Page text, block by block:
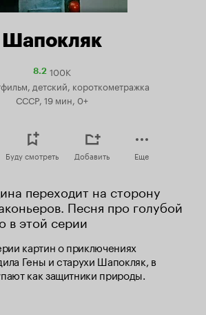
Шапокляк
8.2Рейтинг
Кинопоиска
100K
детский, короткометражка
СССР, 19 мин, 0+
Буду смотреть Добавить Еще
переходит на сторону
Песня про голубой
в этой серии
картин о приключениях
Гены и старухи Шапокляк, в
как защитники природы.